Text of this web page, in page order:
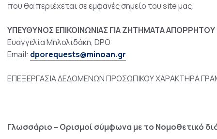
που θα περιέχεται σε εμφανές σημείο του site μας.
ΥΠΕΥΘΥΝΟΣ ΕΠΙΚΟΙΝΩΝΙΑΣ ΓΙΑ ΖΗΤΗΜΑΤΑ
Ευαγγελία Μηλολιδάκη, DPO
Email: dporequests@minoan.gr
ΕΠΕΞΕΡΓΑΣΙΑ ΔΕΔΟΜΕΝΩΝ ΠΡΟΣΩΠΙΚΟΥ ΧΑΡΑΚΤΗΡΑ
Γλωσσάριο – Ορισμοί σύμφωνα με το Νομοθετικό